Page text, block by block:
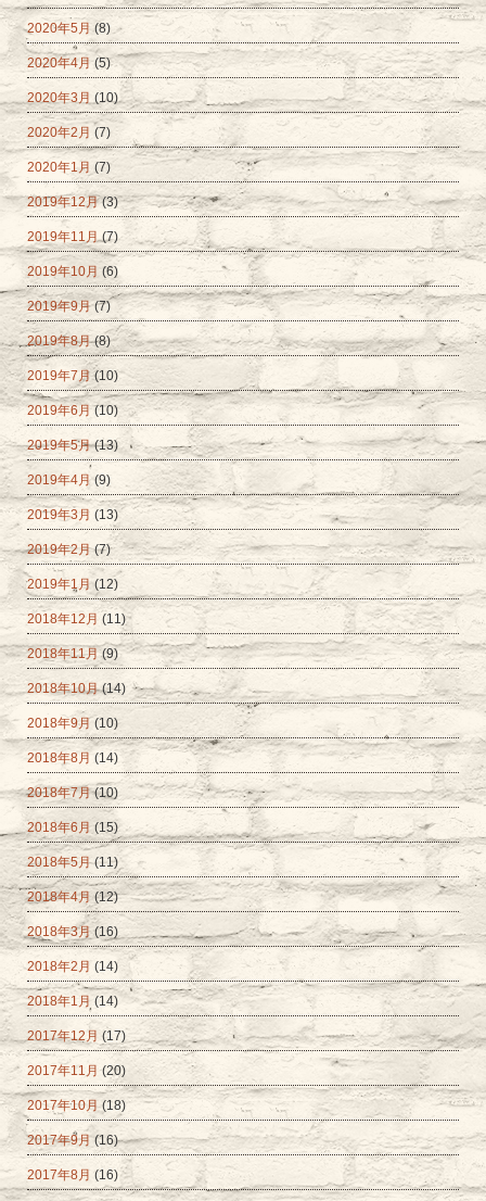
2020年5月(8)
2020年4月 (5)
2020年3月 (10)
2020年2月 (7)
2020年1月 (7)
2019年12月(3)
2019年11月(7)
2019年10月 (6)
2019年9月(7)
2019年8月(8)
2019年7月(10)
2019年6月(10)
2019年5月(13)
2019年4月(9)
2019年3月 (13)
2019年2月(7)
2019年1月(12)
2018年12月 (11)
2018年11月 (9)
2018年10月(14)
2018年9月 (10)
2018年8月 (14)
2018年7月(10)
2018年6月 (15)
2018年5月(11)
2018年4月 (12)
2018年3月(16)
2018年2月 (14)
2018年1月 (14)
2017年12月 (17)
2017年11月 (20)
2017年10月 (18)
2017年9月(16)
2017年8月 (16)